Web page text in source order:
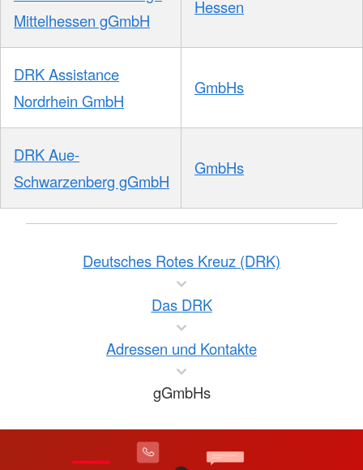
Mittelhessen gGmbH
Hessen
DRK Assistance
Nordrhein GmbH
GmbHs
DRK Aue-
Schwarzenberg gGmbH
GmbHs
Deutsches Rotes Kreuz (DRK)
Das DRK
Adressen und Kontakte
gGmbHs